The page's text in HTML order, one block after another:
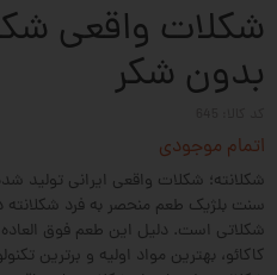
بدون شکر
اتمام موجودی
شکلانته؛ شکلات واقعی ایرانی تولید
سنت بلژیک طعم منحصر به فرد شکلانته
شکلاتی است. دلیل این طعم فوق العاده
کاکائو، بهترین مواد اولیه و برترین